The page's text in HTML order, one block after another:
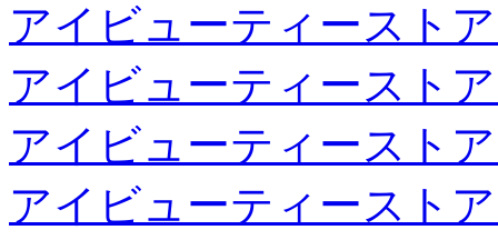
アイビューティースト
アイビューティースト
アイビューティースト
アイビューティースト